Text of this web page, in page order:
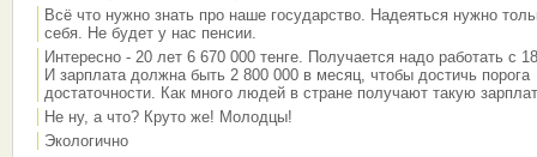
Всё что нужно знать про наше государство. Надеяться нужно
себя. Не будет у нас пенсии.
Интересно - 20 лет 6 670 000 тенге. Получается надо работать с
И зарплата должна быть 2 800 000 в месяц, чтобы достичь порога
достаточности. Как много людей в стране получают такую
Не ну, а что? Круто же! Молодцы!
Экологично